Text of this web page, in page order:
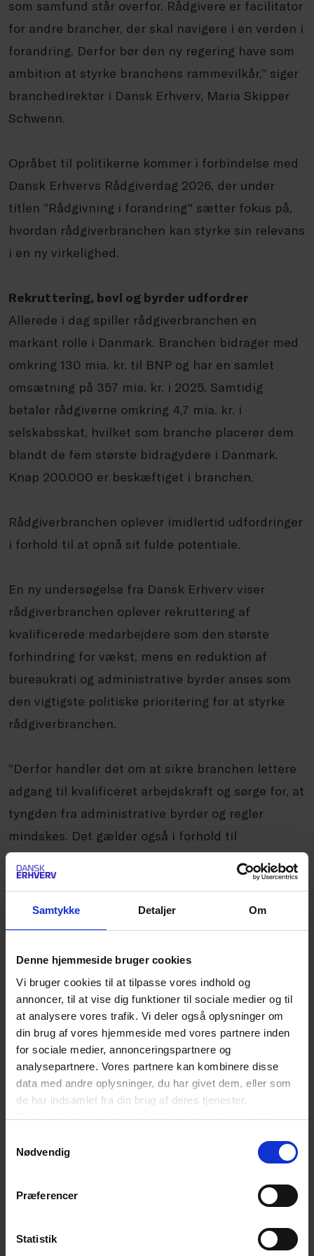
Samtykke Detaljer Om
Denne hjemmeside bruger cookies
Vi bruger cookies til at tilpasse vores indhold og
annoncer, til at vise dig funktioner til sociale medier og til
at analysere vores trafik. Vi deler også oplysninger om
din brug af vores hjemmeside med vores partnere inden
for sociale medier, annonceringspartnere og
analysepartnere. Vores partnere kan kombinere disse
data med andre oplysninger, du har givet dem, eller som
de har indsamlet fra din brug af deres tjenester.
Du kan til enhver tid ændre eller trække dit samtykke
hjørne på websitet.
Nødvendig
Præferencer
Statistik
som samfund står overfor. Rådgivere er facilitator
for andre brancher, der skal navigere i en verden i
forandring. Derfor bør den ny regering have som
ambition at styrke branchens rammevilkår,” siger
branchedirektør i Dansk Erhverv, Maria Skipper
Schwenn.
Opråbet til politikerne kommer i forbindelse med
Dansk Erhvervs Rådgiverdag 2026, der under
titlen ”Rådgivning i forandring" sætter fokus på,
hvordan rådgiverbranchen kan styrke sin relevans
i en ny virkelighed.
Rekruttering, bøvl og byrder udfordrer
Allerede i dag spiller rådgiverbranchen en
markant rolle i Danmark. Branchen bidrager med
omkring 130 mia. kr. til BNP og har en samlet
omsætning på 357 mia. kr. i 2025. Samtidig
betaler rådgiverne omkring 4,7 mia. kr. i
selskabsskat, hvilket som branche placerer dem
blandt de fem største bidragydere i Danmark.
Knap 200.000 er beskæftiget i branchen.
Rådgiverbranchen oplever imidlertid udfordringer
i forhold til at opnå sit fulde potentiale.
En ny undersøgelse fra Dansk Erhverv viser
rådgiverbranchen oplever rekruttering af
kvalificerede medarbejdere som den største
forhindring for vækst, mens en reduktion af
bureaukrati og administrative byrder anses som
den vigtigste politiske prioritering for at styrke
rådgiverbranchen.
”Derfor handler det om at sikre branchen lettere
adgang til kvalificeret arbejdskraft og sørge for, at
tyngden fra administrative byrder og regler
mindskes. Det gælder også i forhold til
hvidvaskregler, hvor man med fordel kan lave en
simplere og mere effektiv implementering. Derfor
er det glædeligt at konstatere, at den nye
procent i 2035. Nu skal vi så bare sikre, at
løfterne bliver ført ud i livet,” siger Maria Skipper
Schwenn.
Samtidig ser tre ud af fire aktører i
rådgiverbranchen, at udviklingen inden for
størst indvirkning på rådgiverbranchen selv det
fremtidsvision, men noget, der allerede i dag